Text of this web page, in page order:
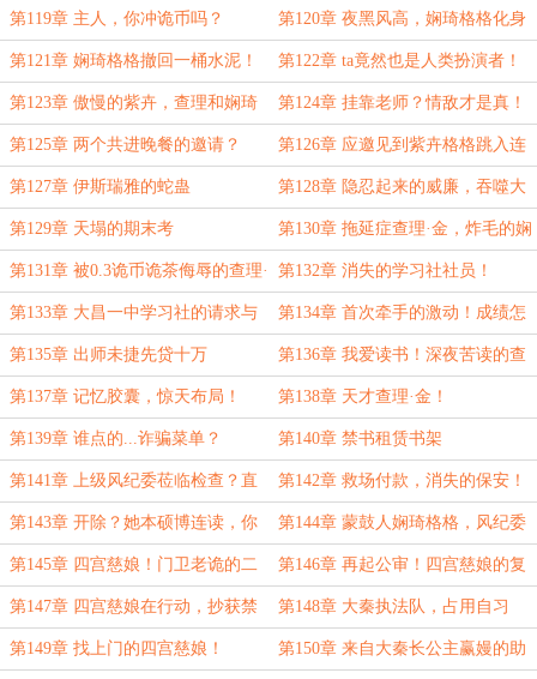
老钱们
第119章 主人，你冲诡币吗？ 第120章 夜黑风高，娴琦格格化身
水泥工
第121章 娴琦格格撤回一桶水泥！ 第122章 ta竟然也是人类扮演者！
第123章 傲慢的紫卉，查理和娴琦
的乌龙
第124章 挂靠老师？情敌才是真！
第125章 两个共进晚餐的邀请？ 第126章 应邀见到紫卉格格跳入连
环坑
第127章 伊斯瑞雅的蛇蛊 第128章 隐忍起来的威廉，吞噬大
笑诡灵
第129章 天塌的期末考 第130章 拖延症查理·金，炸毛的娴
琦格格
第131章 被0.3诡币诡茶侮辱的查理·
金！
第132章 消失的学习社社员！
第133章 大昌一中学习社的请求与
保障
第134章 首次牵手的激动！成绩怎
么还倒退了？
第135章 出师未捷先贷十万 第136章 我爱读书！深夜苦读的查
理·金
第137章 记忆胶囊，惊天布局！ 第138章 天才查理·金！
第139章 谁点的...诈骗菜单？ 第140章 禁书租赁书架
第141章 上级风纪委莅临检查？直
奔食堂？
第142章 救场付款，消失的保安！
第143章 开除？她本硕博连读，你
怎么开？
第144章 蒙鼓人娴琦格格，风纪委
的目的！
第145章 四宫慈娘！门卫老诡的二
次报信
第146章 再起公审！四宫慈娘的复
仇
第147章 四宫慈娘在行动，抄获禁
书！
第148章 大秦执法队，占用自习
课！
第149章 找上门的四宫慈娘！ 第150章 来自大秦长公主赢嫚的助